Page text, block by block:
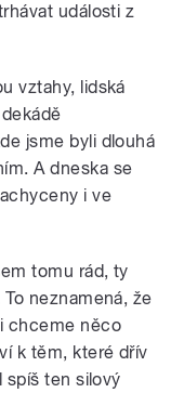
události z
vztahy, lidská
jsme byli dlouhá
A dneska se
i ve
tomu rád, ty
neznamená, že
chceme něco
k těm, které dřív
spíš ten silový